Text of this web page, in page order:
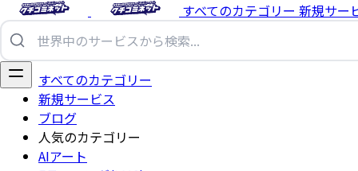
すべてのカテゴリー 新規サー
すべてのカテゴリー
新規サービス
ブログ
人気のカテゴリー
AIアート